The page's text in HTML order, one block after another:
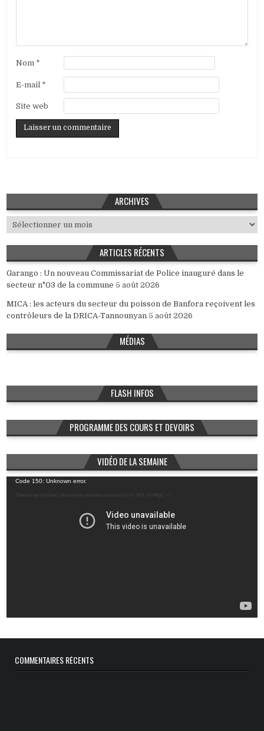
Nom *
E-mail *
Site web
ARCHIVES
Archives
ARTICLES RÉCENTS
Garango : Un nouveau Commissariat de Police inauguré dans le
secteur n°03 de la commune 5 août 2026
MICA : les acteurs du secteur du poisson de Banfora reçoivent les
contrôleurs de la DRICA-Tannounyan 5 août 2026
MÉDIAS
FLASH INFOS
PROGRAMME DES COURS ET DEVOIRS
VIDÉO DE LA SEMAINE
Lecteur
vidéo
Code 150: Unknown error.
Télécharger le fichier: https://www.youtube.com/watch?v=U_MN_YL99Ig&_=1
COMMENTAIRES RÉCENTS